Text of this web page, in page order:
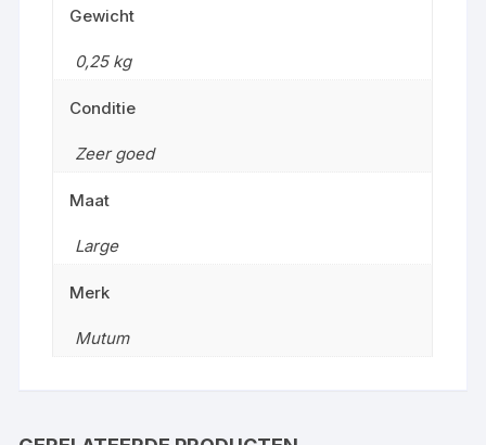
Gewicht
0,25 kg
Conditie
Zeer goed
Maat
Large
Merk
Mutum